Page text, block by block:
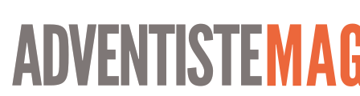
Aller
contenu